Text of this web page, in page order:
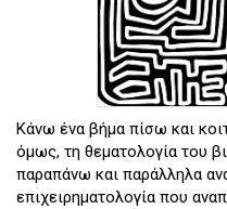
Κάνω ένα βήμα πίσω και
όμως, τη θεματολογία του
παραπάνω και παράλληλα
επιχειρηματολογία που